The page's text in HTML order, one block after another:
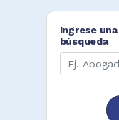
Ingrese
búsqueda